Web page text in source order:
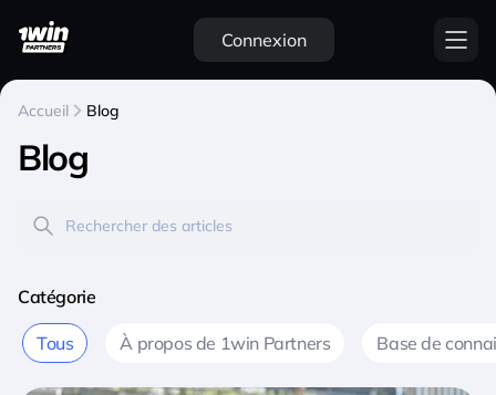
Connexion
Accueil Blog
Blog
Catégorie
Tous À propos de 1win Partners Base de